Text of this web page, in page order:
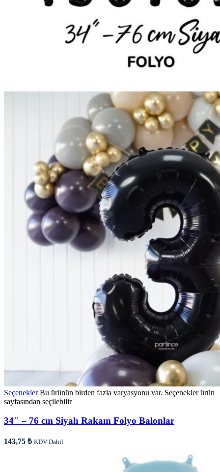
SeçeneklerBu ürünün birden fazla varyasyonu var. Seçenekler ürün
sayfasından seçilebilir
34″ – 76 cm Siyah Rakam Folyo Balonlar
143,75 ₺ KDV Dahil